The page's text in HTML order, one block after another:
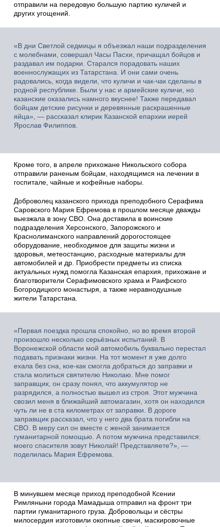
отправили на передовую большую партию куличей и
других угощений.
«В дни Светлой седмицы я объезжал наши подразделения
с молебнами, совершал Часы Пасхи, причащал бойцов и
раздавал им подарки. Старался порадовать наших
военнослужащих из Татарстана. И они сами очень
радовались, когда видели, что куличи и чак-чак сделаны в
родной республике. Были у нас и армейские куличи, но
казанские оказались намного вкуснее! Также передавал
бойцам детские рисунки и деревянные раскрашенные
яйца», — рассказал клирик Казанской епархии иерей
Ярослав Филиппов.
Кроме того, в апреле прихожане Никольского собора
отправили раненым бойцам, находящимся на лечении в
госпитале, чайные и кофейные наборы.
Доброволец казанского прихода преподобного Серафима
Саровского Мария Ефремова в прошлом месяце дважды
выезжала в зону СВО. Она доставила в воинские
подразделения Херсонского, Запорожского и
Краснолиманского направлений дорогостоящее
оборудование, необходимое для защиты жизни и
здоровья, метеостанцию, расходные материалы для
автомобилей и др. Приобрести предметы из списка
актуальных нужд помогла Казанская епархия, прихожане и
благотворители Серафимовского храма и Раифского
Богородицкого монастыря, а также неравнодушные
жители Татарстана.
«Первая поездка прошла спокойно, но во время второй
произошло несколько серьёзных испытаний. В
Воронежской области мой автомобиль буквально перестал
подавать признаки жизни. На тот момент я уже долго
ехала без сна, кое-как смогла добраться до заправки и
стала молиться святителю Николаю. Мне помог
заправщик, он сразу понял, что аккумулятор не
разрядился, а полностью вышел из строя. Этот мужчина
свозил меня в ближайший автомагазин, хотя он находился
чуть ли не в ста километрах от заправки. В дороге
заправщик рассказал, что у него два брата погибли на
СВО. В меру сил он вместе с женой занимается
гуманитарной помощью. А потом мужчина представился:
моего спасителя зовут Николай! Представляете?», —
поделилась Мария Ефремова.
В минувшем месяце приход преподобной Ксении
Римляныни города Мамадыша отправил на фронт три
партии гуманитарного груза. Добровольцы и сёстры
милосердия изготовили окопные свечи, маскировочные